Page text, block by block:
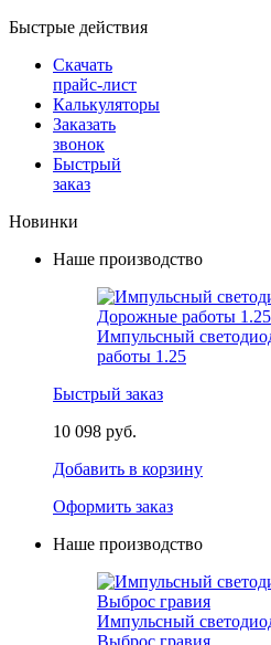
Быстрые действия
Скачать
прайс-лист
Калькуляторы
Заказать
звонок
Быстрый
заказ
Новинки
Наше производство
Импульсный
работы 1.25
Быстрый заказ
10 098 руб.
Добавить в корзину
Оформить заказ
Наше производство
Импульсный
Выброс гравия